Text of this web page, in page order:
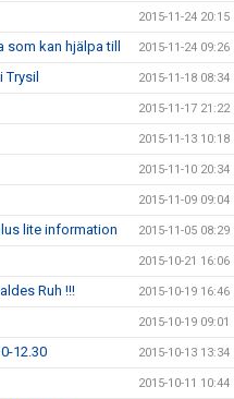
2015-11-24 20:15
kan hjälpa till 2015-11-24 09:26
2015-11-18 08:34
2015-11-17 21:22
2015-11-13 10:18
2015-11-10 20:34
2015-11-09 09:04
lite information 2015-11-05 08:29
2015-10-21 16:06
Ruh !!! 2015-10-19 16:46
2015-10-19 09:01
12.30 2015-10-13 13:34
2015-10-11 10:44